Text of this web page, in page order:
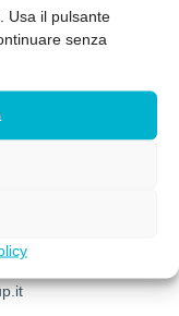
Usa il pulsante
senza
anticaduta e
modulo (Modulo
nella quale
precedente